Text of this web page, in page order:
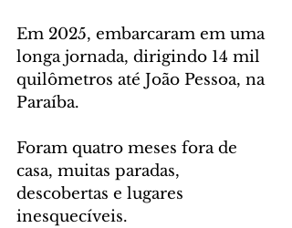
Em 2025, embarcaram em uma
longa jornada, dirigindo 14 mil
quilômetros até João Pessoa, na
Paraíba.
Foram quatro meses fora de
casa, muitas paradas,
descobertas e lugares
inesquecíveis.